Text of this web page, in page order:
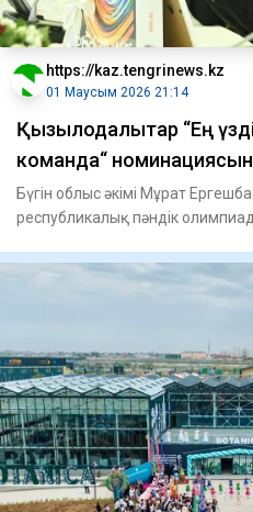
https://kaz.tengrinews.kz
01 Маусым 2026 21:14
Қызылодалықтар “Ең
команда“
Бүгін облыс әкімі Мұрат
республикалық пәндік